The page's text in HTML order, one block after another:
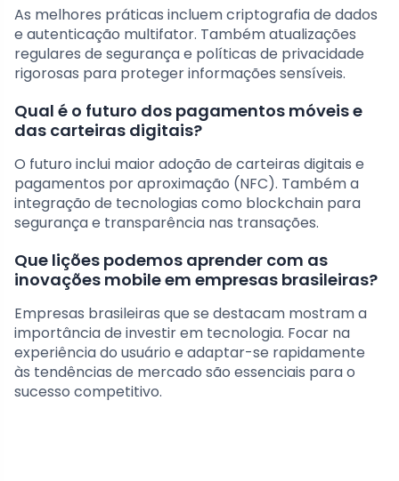
As melhores práticas incluem criptografia de dados
e autenticação multifator. Também atualizações
regulares de segurança e políticas de privacidade
rigorosas para proteger informações sensíveis.
Qual é o futuro dos pagamentos móveis e
das carteiras digitais?
O futuro inclui maior adoção de carteiras digitais e
pagamentos por aproximação (NFC). Também a
integração de tecnologias como blockchain para
segurança e transparência nas transações.
Que lições podemos aprender com as
inovações mobile em empresas brasileiras?
Empresas brasileiras que se destacam mostram a
importância de investir em tecnologia. Focar na
experiência do usuário e adaptar-se rapidamente
às tendências de mercado são essenciais para o
sucesso competitivo.